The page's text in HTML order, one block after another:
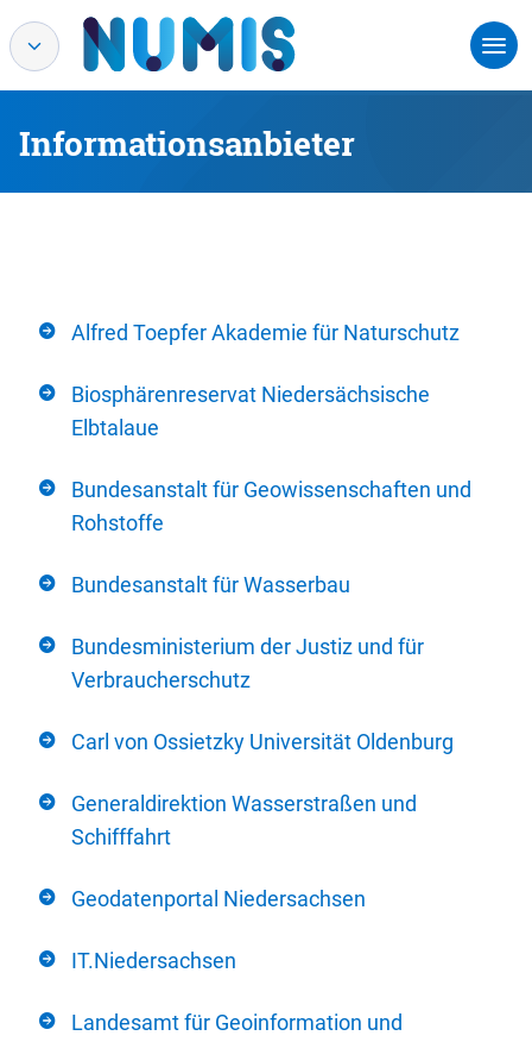
Informationsanbieter
Alfred Toepfer Akademie für Naturschutz
Biosphärenreservat Niedersächsische
Elbtalaue
Bundesanstalt für Geowissenschaften und
Rohstoffe
Bundesanstalt für Wasserbau
Bundesministerium der Justiz und für
Verbraucherschutz
Carl von Ossietzky Universität Oldenburg
Generaldirektion Wasserstraßen und
Schifffahrt
Geodatenportal Niedersachsen
IT.Niedersachsen
Landesamt für Geoinformation und